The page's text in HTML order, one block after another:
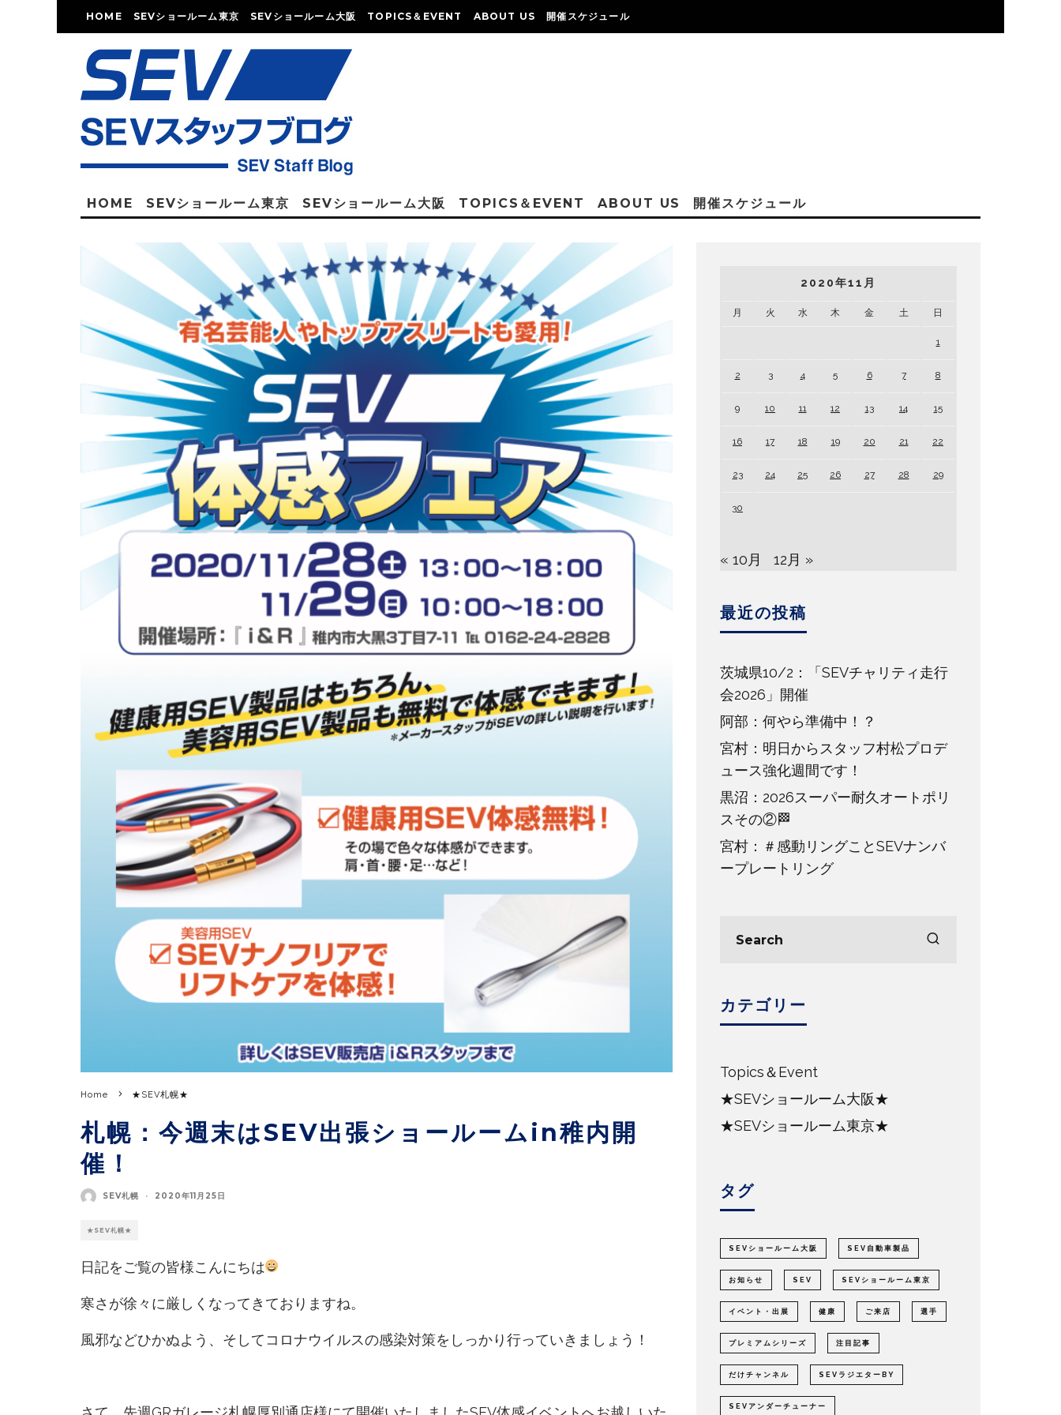
HOME SEVショールーム東京 SEVショールーム大阪 TOPICS＆EVENT ABOUT US 開催スケジュール
HOME SEVショールーム東京 SEVショールーム大阪 TOPICS＆EVENT ABOUT US 開催スケジュール
Home ★SEV札幌★
札幌：今週末はSEV出張ショールームin稚内開
催！
SEV札幌 · 2020年11月25日
★SEV札幌★
日記をご覧の皆様こんにちは
寒さが徐々に厳しくなってきておりますね。
風邪などひかぬよう、そしてコロナウイルスの感染対策をしっかり行っていきましょう！
2020年11月
月 火 水 木 金 土 日
1
2 3 4 5 6 7 8
9 10 11 12 13 14 15
16 17 18 19 20 21 22
23 24 25 26 27 28 29
30
« 10月 12月 »
最近の投稿
茨城県10/2：「SEVチャリティ走行
会2026」開催
阿部：何やら準備中！？
宮村：明日からスタッフ村松プロデ
ュース強化週間です！
黒沼：2026スーパー耐久オートポリ
スその②🏁
宮村：＃感動リングことSEVナンバ
ープレートリング
カテゴリー
Topics＆Event
★SEVショールーム大阪★
★SEVショールーム東京★
タグ
SEVショールーム大阪 SEV自動車製品
お知らせ SEV SEVショールーム東京
イベント・出展 健康 ご来店 選手
プレミアムシリーズ 注目記事
だけチャンネル SEVラジエターBY
SEVアンダーチューナー